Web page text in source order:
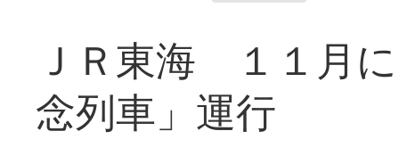
ＪＲ東海 １１月
念列車」運行